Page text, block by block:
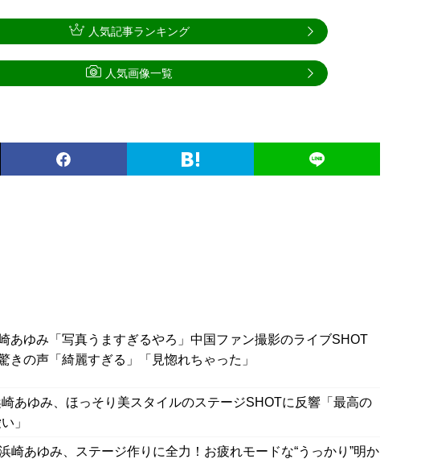
あゆみ「写真うますぎるやろ」中国ファン撮影のライブSHOT
きの声「綺麗すぎる」「見惚れちゃった」
崎あゆみ、ほっそり美スタイルのステージSHOTに反響「最高の
」
崎あゆみ、ステージ作りに全力！お疲れモードな“うっかり”明か
人気記事ランキング
人気画像一覧